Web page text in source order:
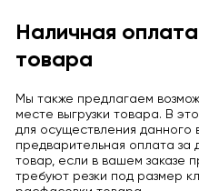
Наличная
товара
Мы также предлагаем
месте выгрузки товара. В
для осуществления данного
предварительная оплата за
товар, если в вашем заказе
требуют резки под размер